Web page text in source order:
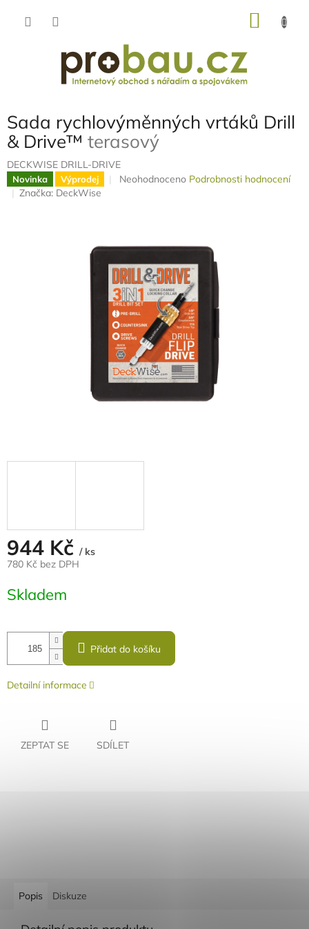
Sada rychlovýměnných vrtáků Drill
& Drive™ terasový
DECKWISE DRILL-DRIVE
Novinka Výprodej
Průměrné
z
hvězdiček.
Neohodnoceno Podrobnosti hodnocení
Značka: DeckWise
944 Kč / ks
780 Kč bez DPH
cena:
Skladem
Přidat do košíku
Detailní informace
ZEPTAT SE SDÍLET
Popis Diskuze